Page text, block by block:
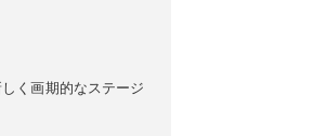
く画期的なステージ